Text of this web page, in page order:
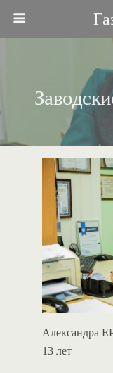
Александра
13 лет